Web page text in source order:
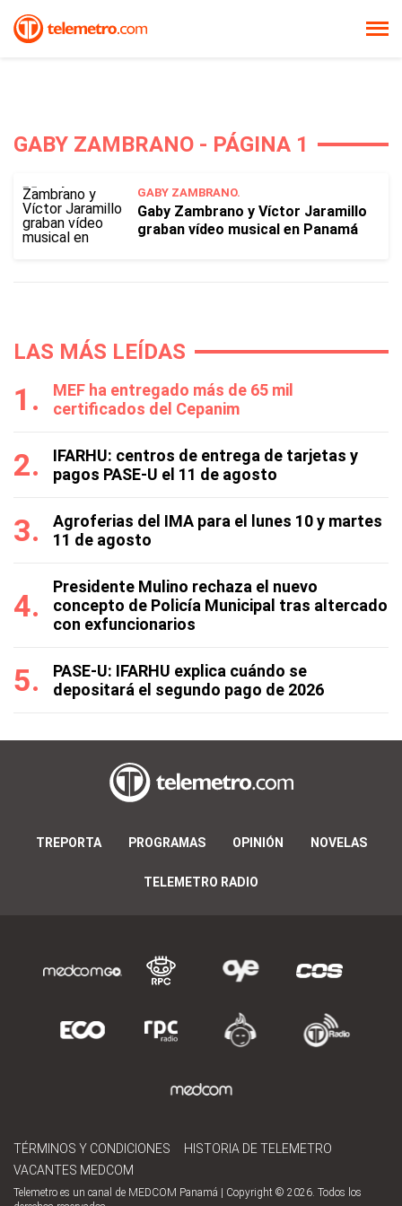
GABY ZAMBRANO - PÁGINA 1
GABY ZAMBRANO.
Gaby Zambrano y Víctor Jaramillo
graban vídeo musical en Panamá
LAS MÁS LEÍDAS
MEF ha entregado más de 65 mil
certificados del Cepanim
IFARHU: centros de entrega de tarjetas y
pagos PASE-U el 11 de agosto
Agroferias del IMA para el lunes 10 y martes
11 de agosto
Presidente Mulino rechaza el nuevo
concepto de Policía Municipal tras altercado
con exfuncionarios
PASE-U: IFARHU explica cuándo se
depositará el segundo pago de 2026
TREPORTA PROGRAMAS OPINIÓN NOVELAS
TELEMETRO RADIO
TÉRMINOS Y CONDICIONES
HISTORIA DE TELEMETRO
VACANTES MEDCOM
Telemetro es un canal de MEDCOM Panamá | Copyright © 2026. Todos los